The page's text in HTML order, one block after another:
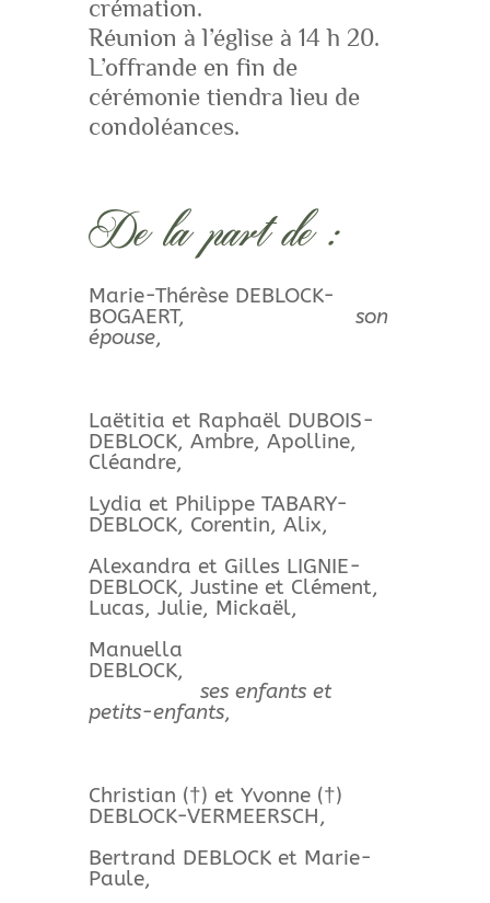
crémation.
Réunion à l’église à 14 h 20.
L’offrande en fin de
cérémonie tiendra lieu de
condoléances.
De la part de :
Marie-Thérèse DEBLOCK-
BOGAERT, son
épouse,
Laëtitia et Raphaël DUBOIS-
DEBLOCK, Ambre, Apolline,
Cléandre,
Lydia et Philippe TABARY-
DEBLOCK, Corentin, Alix,
Alexandra et Gilles LIGNIE-
DEBLOCK, Justine et Clément,
Lucas, Julie, Mickaël,
Manuella
DEBLOCK,
ses enfants et
petits-enfants,
Christian (†) et Yvonne (†)
DEBLOCK-VERMEERSCH,
Bertrand DEBLOCK et Marie-
Paule,